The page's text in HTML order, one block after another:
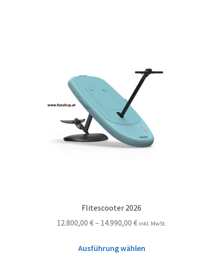
Flitescooter 2026
12.800,00 €– 14.990,00 € inkl. MwSt.
Ausführung wählen